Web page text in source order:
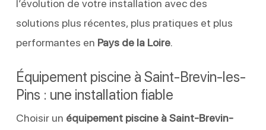
l’évolution de votre installation avec des
solutions plus récentes, plus pratiques et plus
performantes en Pays de la Loire.
Équipement piscine à Saint-Brevin-les-
Pins : une installation fiable
Choisir un équipement piscine à Saint-Brevin-